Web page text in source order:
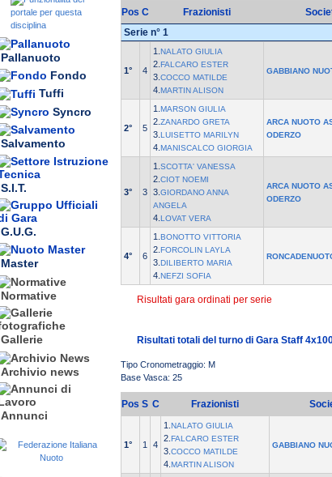
Pallanuoto
Fondo
Tuffi
Syncro
Salvamento
S.I.T.
G.U.G.
Master
Normative
Gallerie
Archivio news
Annunci
Pos C Frazionisti
Serie n° 1
1° 4
1. NALATO GIULIA
2. FALCARO ESTER
3. COCCO MATILDE
4. MARTIN ALISON
GABBIANO
2° 5
1. MARSON GIULIA
2. ZANARDO GRETA
3. LUISETTO MARILYN
4. MANISCALCO GIORGIA
ARCA NUOTO
ODERZO
3° 3
1. SCOTTA' VANESSA
2. CIOT NOEMI
3. GIORDANO ANNA
ANGELA
4. LOVAT VERA
ARCA NUOTO
ODERZO
4° 6
1. BONOTTO VITTORIA
2. FORCOLIN LAYLA
3. DILIBERTO MARIA
4. NEFZI SOFIA
Risultati gara ordinati per serie
Risultati totali del turno di Gara Staff
Tipo Cronometraggio: M
Base Vasca: 25
Pos S C Frazionisti
1° 1 4
1. NALATO GIULIA
2. FALCARO ESTER
3. COCCO MATILDE
4. MARTIN ALISON
GABBIANO